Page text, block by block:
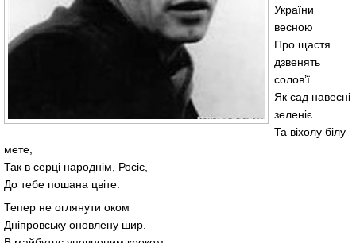
України
весною
Про щастя
дзвенять
солов’ї.
Як сад навесні
зеленіє
Та віхолу білу
мете,
Так в серці народнім, Росіє,
До тебе пошана цвіте.
Тепер не оглянути оком
Дніпровську оновлену шир.